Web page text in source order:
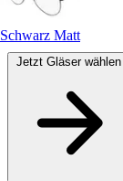
Schwarz Matt